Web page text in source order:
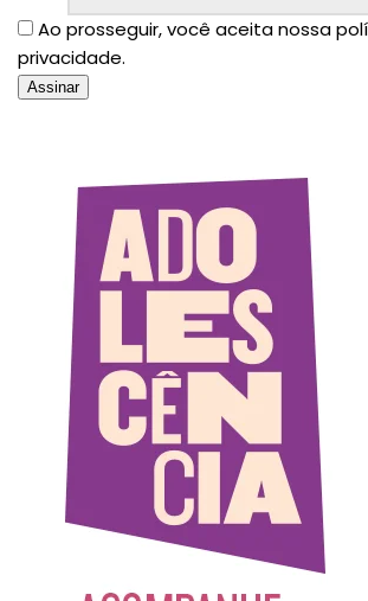
Ao prosseguir, você aceita nossa
privacidade.